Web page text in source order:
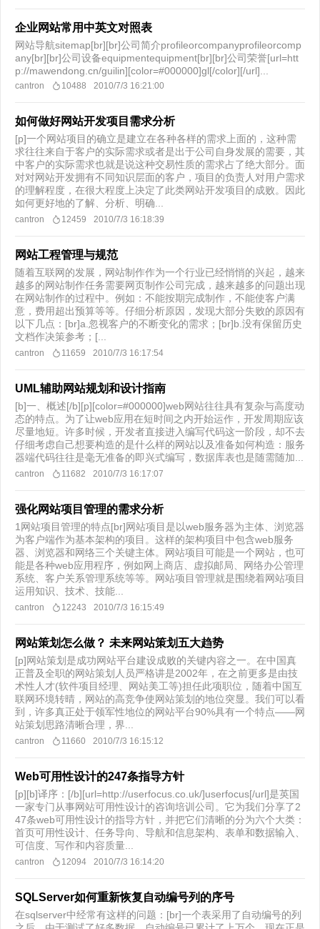
企业网站常用中英文对照表
网站导航sitemap[br][br]公司简介profileorcompanyprofileorcomp
any[br][br]公司设备equipmentequipment[br][br]公司荣誉[url=htt
p://mawendong.cn/guilin][color=#000000]gl[/color][/url]...
cantron 10488 2010/7/3 16:21:00
如何做好网站开发项目需求分析
[p]一个网站项目的确立是建立在各种各样的需求上面的，这种需
求往往来自于客户的实际需求或者是出于公司自身发展的需要，其
中客户的实际需求也就是说这种交易性质的需求占了绝大部分。面
对对网站开发拥有不同知识层面的客户，项目的负责人对用户需求
的理解程度，在很大程度上决定了此类网站开发项目的成败。因此
如何更好地的了解、分析、明确...
cantron 12459 2010/7/3 16:18:39
网站工程管理与规范
随着互联网的发展，网站制作作为一个行业已经悄悄的兴起，越来
越多的网站制作任务需要网页制作公司完成，越来越多的问题出现
在网站制作的过程中。例如：不能按期完成制作，不能使客户满
意，费用超出预算等等。仔细分析原因，发现大部分失败的原因有
以下几点：[br]a.忽视客户的不断变化的需求；[br]b.没有保留历史
文档作决策参考；[...
cantron 11659 2010/7/3 16:17:54
UML辅助网站规划和设计指南
[b]一、概述[/b][p][color=#000000]web网站往往具有复杂与高度动
态的特点。为了让web应用在短时间之内开始运作，开发周期应该
尽量地短。许多时候，开发者直接进入编写代码这一阶段，却不去
仔细考虑自己想要构造的是什么样的网站以及准备如何构造：服务
器端代码往往是毫无准备的即兴式编写，数据库表也是随需随加...
cantron 11682 2010/7/3 16:17:07
强化网站项目管理的需求分析
1网站项目管理的特点[br]网站项目是以web服务器为主体、浏览器
为客户端作为基本架构的项目。这样的架构项目中包含web服务
器、浏览器和网络三个关键主体。网站项目可能是一个网站，也可
能是各种web应用程序，例如网上商店、虚拟邮局、网络办公管理
系统、客户关系管理系统等等。网站项目管理就是围绕着网站项目
运用知识、技术、技能...
cantron 12243 2010/7/3 16:15:49
网站策划怎么做？ 未来网站策划五大趋势
[p]网站策划是成功网站平台建设成败的关键内容之一。在中国真
正普及全职的网站策划人员严格讲是2002年，在之前更多是由技
术性人才(软件项目经理、网站美工等)担任此项职位，随着中国互
联网环境转晴，网站的高竞争使网站策划的地位突显。我们可以看
到，许多真正处于领军性地位的网站平台90%具有一个特点——网
站策划思路清晰合理，界...
cantron 11660 2010/7/3 16:15:12
Web可用性设计的247条指导方针
[p][b]译序：[/b][url=http://userfocus.co.uk/]userfocus[/url]是英国
一家专门从事网站可用性设计的咨询培训公司。它为我们分享了2
47条web可用性设计的指导方针，并把它们清晰的分为六个大类：
首页可用性设计、任务导向、导航和信息架构、表单和数据输入、
可信度、写作和内容质量...
cantron 12094 2010/7/3 16:14:20
SQLServer如何重新恢复自动编号列的序号
在sqlserver中经常有这样的问题：[br]一个表采用了自动编号的列